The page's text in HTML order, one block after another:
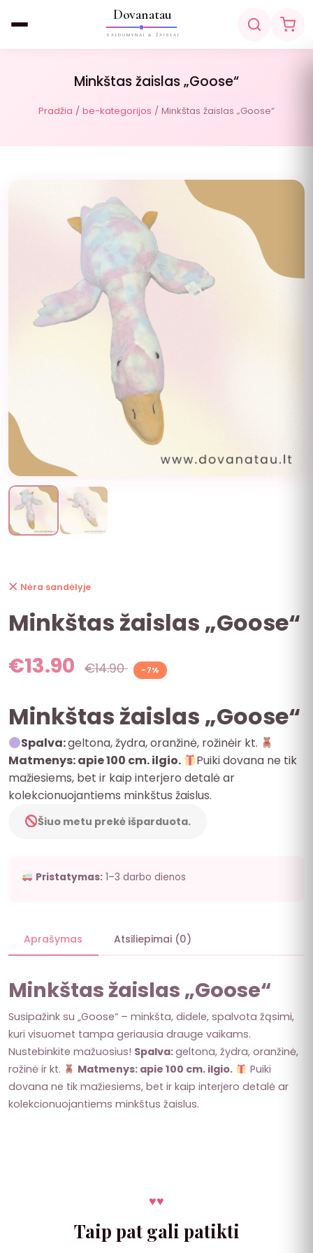
Dovanatau
SALDUMYNAI & ŽAISLAI
Minkštas žaislas „Goose“
Pradžia / be-kategorijos / Minkštas žaislas „Goose“
Nėra sandėlyje
Minkštas žaislas „Goose“
€13.90 €14.90 -7%
Minkštas žaislas „Goose“
Spalva:geltona, žydra, oranžinė, rožinėir kt.
Matmenys: apie 100 cm. ilgio.
Puiki dovana ne tik
mažiesiems, bet ir kaip interjero detalė ar
kolekcionuojantiems minkštus žaislus.
Šiuo metu prekė išparduota.
Pristatymas:1–3 darbo dienos
Aprašymas Atsiliepimai (0)
Minkštas žaislas „Goose“
Susipažink su „Goose“ – minkšta, didele, spalvota žąsimi,
kuri visuomet tampa geriausia drauge vaikams.
Nustebinkite mažuosius! Spalva:geltona, žydra, oranžinė,
rožinė ir kt.
Matmenys: apie 100 cm. ilgio.
Puiki
dovana ne tik mažiesiems, bet ir kaip interjero detalė ar
kolekcionuojantiems minkštus žaislus.
♥♥
Taip pat gali patikti